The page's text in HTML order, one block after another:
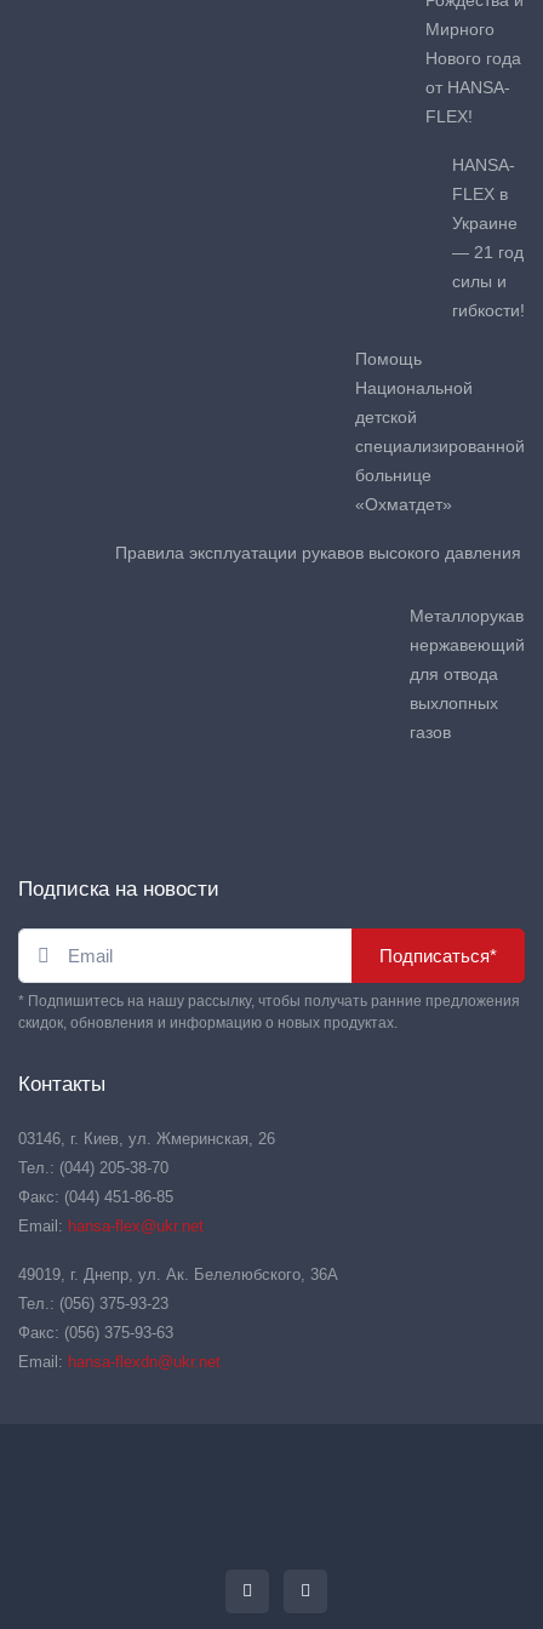
Мирного
Нового года
от HANSA-
FLEX!
HANSA-
FLEX в
Украине
— 21 год
силы и
гибкости!
Помощь
Национальной
детской
специализированной
больнице
«Охматдет»
Правила эксплуатации рукавов высокого давления
Металлорукав
нержавеющий
для отвода
выхлопных
газов
Подписка на новости
Подписаться*
* Подпишитесь на нашу рассылку, чтобы получать ранние предложения
скидок, обновления и информацию о новых продуктах.
Контакты
03146, г. Киев, ул. Жмеринская, 26
Тел.: (044) 205-38-70
Факс: (044) 451-86-85
Email: hansa-flex@ukr.net
49019, г. Днепр, ул. Ак. Белелюбского, 36А
Тел.: (056) 375-93-23
Факс: (056) 375-93-63
Email: hansa-flexdn@ukr.net